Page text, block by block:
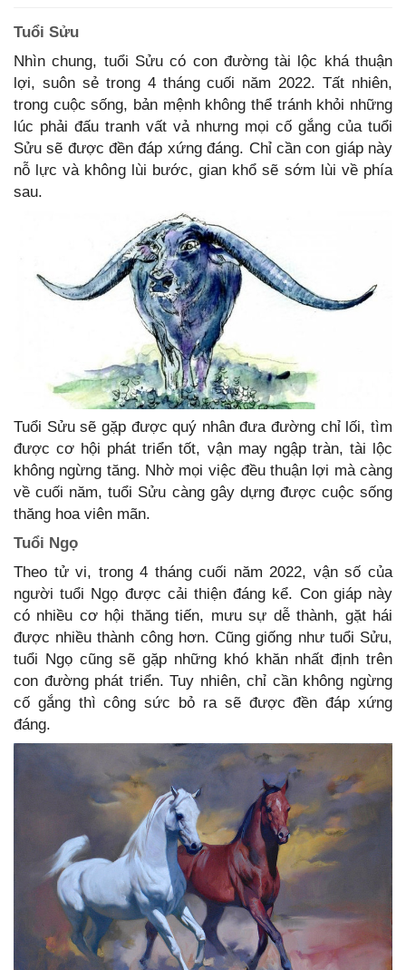
Tuổi Sửu
Nhìn chung, tuổi Sửu có con đường tài lộc khá thuận
lợi, suôn sẻ trong 4 tháng cuối năm 2022. Tất nhiên,
trong cuộc sống, bản mệnh không thể tránh khỏi những
lúc phải đấu tranh vất vả nhưng mọi cố gắng của tuổi
Sửu sẽ được đền đáp xứng đáng. Chỉ cần con giáp này
nỗ lực và không lùi bước, gian khổ sẽ sớm lùi về phía
sau.
Tuổi Sửu sẽ gặp được quý nhân đưa đường chỉ lối, tìm
được cơ hội phát triển tốt, vận may ngập tràn, tài lộc
không ngừng tăng. Nhờ mọi việc đều thuận lợi mà càng
về cuối năm, tuổi Sửu càng gây dựng được cuộc sống
thăng hoa viên mãn.
Tuổi Ngọ
Theo tử vi, trong 4 tháng cuối năm 2022, vận số của
người tuổi Ngọ được cải thiện đáng kể. Con giáp này
có nhiều cơ hội thăng tiến, mưu sự dễ thành, gặt hái
được nhiều thành công hơn. Cũng giống như tuổi Sửu,
tuổi Ngọ cũng sẽ gặp những khó khăn nhất định trên
con đường phát triển. Tuy nhiên, chỉ cần không ngừng
cố gắng thì công sức bỏ ra sẽ được đền đáp xứng
đáng.